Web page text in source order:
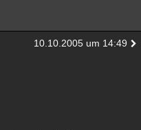
10.10.2005 um 14:49